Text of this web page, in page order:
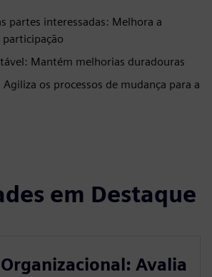
partes interessadas: Melhora a
participação
Mantém melhorias duradouras
os processos de mudança para a
em Destaque
Avalia